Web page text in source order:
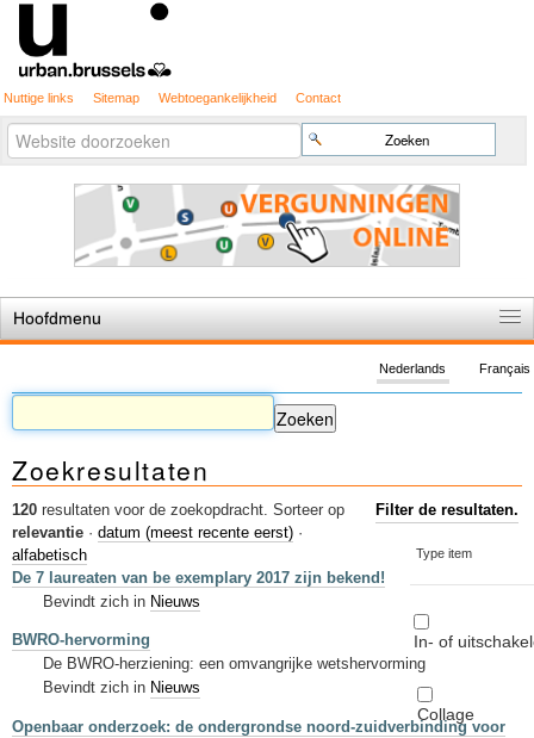
Nuttige links Sitemap Webtoegankelijkheid Contact
Zoek
Geavanceerd
zoeken...
Hoofdmenu
De spelregels
Stedenbouwkundige vergunning
Cartografie
Studies en publicaties
Sleutelwoorden
Stedenbouwkundige inlichtingen
Français
Nederlands
Zoekresultaten
120 resultaten voor de zoekopdracht. Filter de resultaten.
Type item
In- of
Collage
Sorteer op
relevantie · datum (meest recente eerst) ·
alfabetisch
De 7 laureaten van be exemplary 2017 zijn bekend!
Bevindt zich in Nieuws
BWRO-hervorming
De BWRO-herziening: een omvangrijke wetshervorming
Bevindt zich in Nieuws
Openbaar onderzoek: de ondergrondse noord-zuidverbinding voor